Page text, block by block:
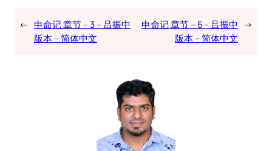
← 申命记 章节 – 3 – 吕振中
版本 – 简体中文
申命记 章节 – 5 – 吕振中
版本 – 简体中文
→